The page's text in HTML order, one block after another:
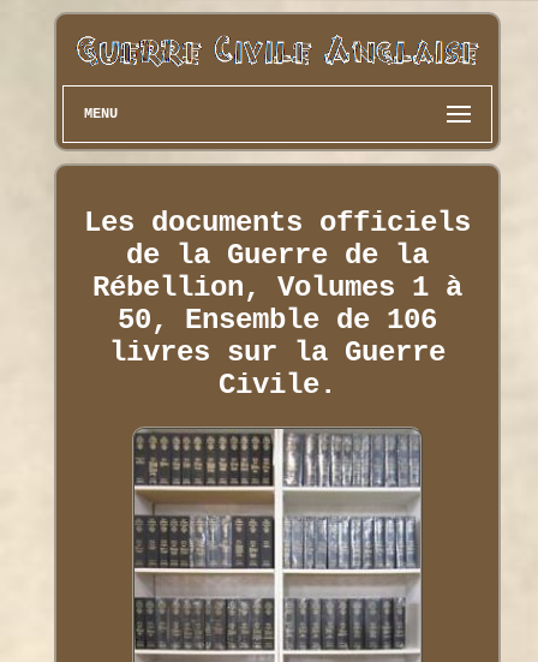
MENU
Les documents officiels
de la Guerre de la
Rébellion, Volumes 1 à
50, Ensemble de 106
livres sur la Guerre
Civile.